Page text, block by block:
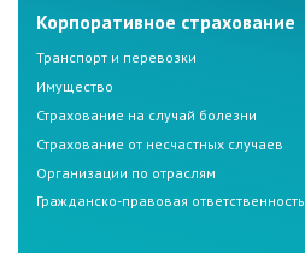
Корпоративное страхование
Транспорт и перевозки
Имущество
Страхование на случай болезни
Страхование от несчастных случаев
Организации по отраслям
Гражданско-правовая ответственность